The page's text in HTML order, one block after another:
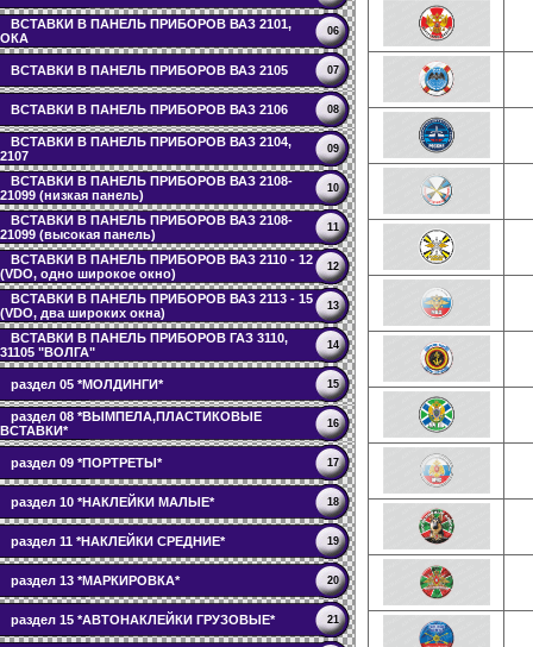
ВСТАВКИ В ПАНЕЛЬ ПРИБОРОВ ВАЗ 2101,
ОКА
06
ВСТАВКИ В ПАНЕЛЬ ПРИБОРОВ ВАЗ 2105 07
ВСТАВКИ В ПАНЕЛЬ ПРИБОРОВ ВАЗ 2106 08
ВСТАВКИ В ПАНЕЛЬ ПРИБОРОВ ВАЗ 2104,
2107
09
ВСТАВКИ В ПАНЕЛЬ ПРИБОРОВ ВАЗ 2108-
21099 (низкая панель)
10
ВСТАВКИ В ПАНЕЛЬ ПРИБОРОВ ВАЗ 2108-
21099 (высокая панель)
11
ВСТАВКИ В ПАНЕЛЬ ПРИБОРОВ ВАЗ 2110 - 12
(VDO, одно широкое окно)
12
ВСТАВКИ В ПАНЕЛЬ ПРИБОРОВ ВАЗ 2113 - 15
(VDO, два широких окна)
13
ВСТАВКИ В ПАНЕЛЬ ПРИБОРОВ ГАЗ 3110,
31105 "ВОЛГА"
14
раздел 05 *МОЛДИНГИ* 15
раздел 08 *ВЫМПЕЛА,ПЛАСТИКОВЫЕ
ВСТАВКИ*
16
раздел 09 *ПОРТРЕТЫ* 17
раздел 10 *НАКЛЕЙКИ МАЛЫЕ* 18
раздел 11 *НАКЛЕЙКИ СРЕДНИЕ* 19
раздел 13 *МАРКИРОВКА* 20
раздел 15 *АВТОНАКЛЕЙКИ ГРУЗОВЫЕ* 21